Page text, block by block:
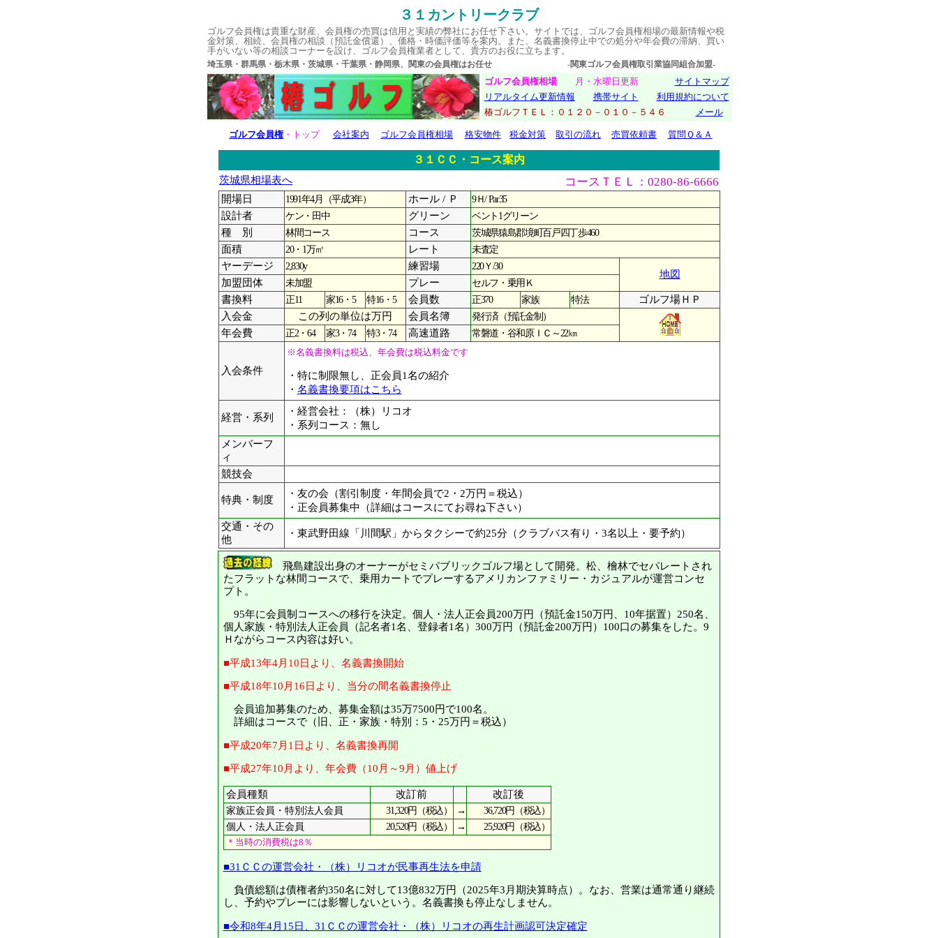
３１カントリークラブ
ゴルフ会員権は貴重な財産、会員権の売買は信用と実績の弊社にお任せ下さい。サイトでは、ゴルフ会員権相場の最新情報や税
金対策、相続、会員権の相談（預託金償還）、価格・時価評価等を案内。また、名義書換停止中での処分や年会費の滞納、買い
手がいない等の相談コーナーを設け、ゴルフ会員権業者として、貴方のお役に立ちます。
埼玉県・群馬県・栃木県・茨城県・千葉県・静岡県、関東の会員権はお任せ -関東ゴルフ会員権取引業協同組合加盟-
ゴルフ会員権相場月・水曜日更新 サイトマップ
リアルタイム更新情報
携帯サイト
利用規約について
椿ゴルフＴＥＬ：０１２０－０１０－５４６
メール
ゴルフ会員権・トップ 会社案内 ゴルフ会員権相場 格安物件 税金対策 取引の流れ 売買依頼書 質問Ｑ＆Ａ
３１ＣＣ・コース案内
茨城県相場表へ コースＴＥＬ：0280-86-6666
開場日 1991年4月（平成3年） ホール / Ｐ
9Ｈ/ Par35
設計者
ケン・田中 グリーン
ベント1グリーン
種 別
林間コース コース
茨城県猿島郡境町百戸四丁歩460
面積
20・1万㎡ レート
未査定
ヤーデージ
2,830y 練習場 220Ｙ/30
地図
加盟団体 未加盟 プレー
セルフ・乗用Ｋ
書換料
正11 家16・5 特16・5 会員数 正370 家族 特法
ゴルフ場ＨＰ
入会金
この列の単位は万円 会員名簿
発行済（預託金制）
年会費
正2・64 家3・74 特3・74 高速道路 常磐道・谷和原ＩＣ～22㎞
入会条件
※名義書換料は税込、年会費は税込料金です
・特に制限無し、正会員1名の紹介
・ 名義書換要項はこちら
経営・系列
・経営会社：（株）リコオ
・系列コース：無し
メンバーフ
ィ
競技会
特典・制度
・友の会（割引制度・年間会員で2・2万円＝税込）
・正会員募集中（詳細はコースにてお尋ね下さい）
交通・その
他
・東武野田線「川間駅」からタクシーで約25分（クラブバス有り・3名以上・要予約）
飛島建設出身のオーナーがセミパブリックゴルフ場として開発。松、檜林でセパレートされ
たフラットな林間コースで、乗用カートでプレーするアメリカンファミリー・カジュアルが運営コンセ
プト。
95年に会員制コースへの移行を決定。個人・法人正会員200万円（預託金150万円、10年据置）250名、
個人家族・特別法人正会員（記名者1名、登録者1名）300万円（預託金200万円）100口の募集をした。9
Ｈながらコース内容は好い。
■平成13年4月10日より、名義書換開始
■平成18年10月16日より、当分の間名義書換停止
会員追加募集のため、募集金額は35万7500円で100名。
詳細はコースで（旧、正・家族・特別：5・25万円＝税込）
■平成20年7月1日より、名義書換再開
■平成27年10月より、年会費（10月～9月）値上げ
会員種類 改訂前 改訂後
家族正会員・特別法人会員 31,320円（税込） → 36,720円（税込）
個人・法人正会員 20,520円（税込） → 25,920円（税込）
＊当時の消費税は8％
■31ＣＣの運営会社・（株）リコオが民事再生法を申請
負債総額は債権者約350名に対して13億832万円（2025年3月期決算時点）。なお、営業は通常通り継続
し、予約やプレーには影響しないという。名義書換も停止なしません。
■令和8年4月15日、31ＣＣの運営会社・（株）リコオの再生計画認可決定確定